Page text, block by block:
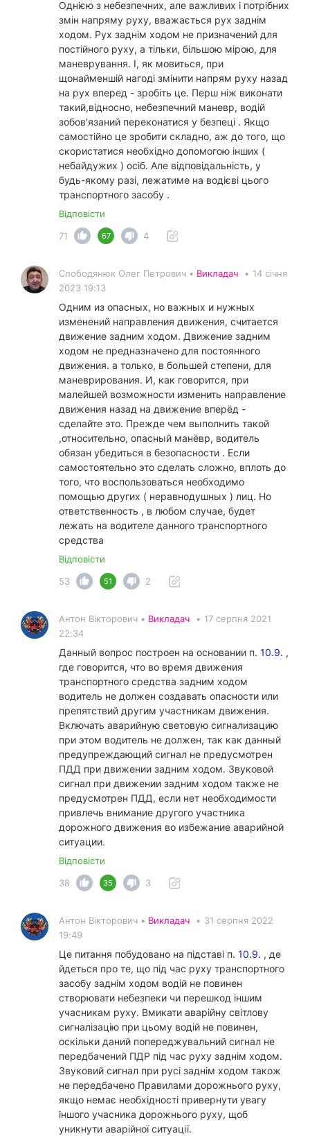
Однією з небезпечних, але важливих і потрібних
змін напряму руху, вважається рух заднім
ходом. Рух заднім ходом не призначений для
постійного руху, а тільки, більшою мірою, для
маневрування. І, як мовиться, при
щонайменшій нагоді змінити напрям руху назад
на рух вперед - зробіть це. Перш ніж виконати
такий,відносно, небезпечний маневр, водій
зобов'язаний переконатися у безпеці . Якщо
самостійно це зробити складно, аж до того, що
скористатися необхідно допомогою інших (
небайдужих ) осіб. Але відповідальність, у
будь-якому разі, лежатиме на водієві цього
транспортного засобу .
Відповісти
71
67 4
Слободянюк Олег Петрович • Викладач • 14 січня
2023 19:13
Одним из опасных, но важных и нужных
изменений направления движения, считается
движение задним ходом. Движение задним
ходом не предназначено для постоянного
движения. а только, в большей степени, для
маневрирования. И, как говорится, при
малейшей возможности изменить направление
движения назад на движение вперёд -
сделайте это. Прежде чем выполнить такой
,относительно, опасный манёвр, водитель
обязан убедиться в безопасности . Если
самостоятельно это сделать сложно, вплоть до
того, что воспользоваться необходимо
помощью других ( неравнодушных ) лиц. Но
ответственность , в любом случае, будет
лежать на водителе данного транспортного
средства
Відповісти
53
51 2
Антон Вікторович • Викладач • 17 серпня 2021
22:34
Данный вопрос построен на основании п. 10.9. ,
где говорится, что во время движения
транспортного средства задним ходом
водитель не должен создавать опасности или
препятствий другим участникам движения.
Включать аварийную световую сигнализацию
при этом водитель не должен, так как данный
предупреждающий сигнал не предусмотрен
ПДД при движении задним ходом. Звуковой
сигнал при движении задним ходом также не
предусмотрен ПДД, если нет необходимости
привлечь внимание другого участника
дорожного движения во избежание аварийной
ситуации.
Відповісти
38
35 3
Антон Вікторович • Викладач • 31 серпня 2022
19:49
Це питання побудовано на підставі п. 10.9. , де
йдеться про те, що під час руху транспортного
засобу заднім ходом водій не повинен
створювати небезпеки чи перешкод іншим
учасникам руху. Вмикати аварійну світлову
сигналізацію при цьому водій не повинен,
оскільки даний попереджувальний сигнал не
передбачений ПДР під час руху заднім ходом.
Звуковий сигнал при русі заднім ходом також
не передбачено Правилами дорожнього руху,
якщо немає необхідності привернути увагу
іншого учасника дорожнього руху, щоб
уникнути аварійної ситуації.